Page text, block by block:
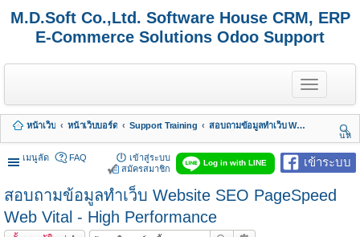
M.D.Soft Co.,Ltd. Software House CRM, ERP
E-Commerce Solutions Odoo Support
T
o
g
e
n
a
i
g
หน้าเว็บ หน้าเว็บบอร์ด Support Training
สอบถามข้อมูลทำเว็บ Website SEO PageSpeed Web Vital - High Performance
นห
า
เมนูลัด
เข้าระบบ
Log in with LINE
FAQ
เข้าสู่ระบบ
สมัครสมาชิก
สอบถามข้อมูลทำเว็บ Website SEO PageSpeed
Web Vital - High Performance